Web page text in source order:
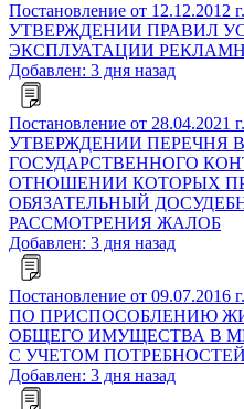
Постановление от
УТВЕРЖДЕНИИ ПРАВИЛ
ЭКСПЛУАТАЦИИ
Добавлен: 3 дня назад
Постановление от 28.04.2021
УТВЕРЖДЕНИИ ПЕРЕЧНЯ
ГОСУДАРСТВЕННОГО
ОТНОШЕНИИ КОТОРЫХ
ОБЯЗАТЕЛЬНЫЙ
РАССМОТРЕНИЯ ЖАЛОБ
Добавлен: 3 дня назад
Постановление от
ПО ПРИСПОСОБЛЕНИЮ
ОБЩЕГО ИМУЩЕСТВА В
С УЧЕТОМ
Добавлен: 3 дня назад